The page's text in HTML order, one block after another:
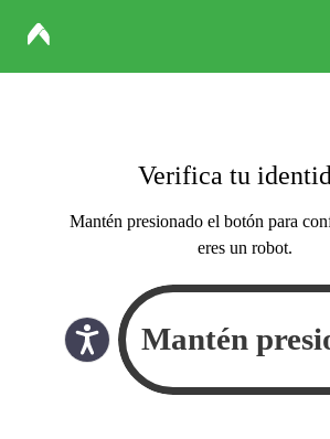
Verifica tu
Mantén presionado el botón para
eres un robot.